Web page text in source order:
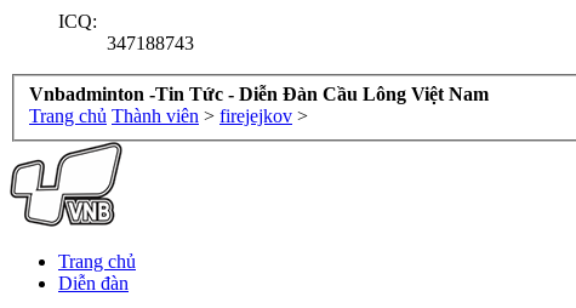
ICQ:
347188743
Vnbadminton -Tin Tức - Diễn Đàn Cầu Lông Việt Nam
Trang chủ Thành viên > firejejkov >
Trang chủ
Diễn đàn